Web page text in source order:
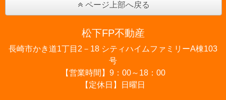
ページ上部へ戻る
松下FP不動産
長崎市かき道1丁目2－18 シティハイムファミリーA棟103
号
【営業時間】9：00～18：00
【定休日】日曜日